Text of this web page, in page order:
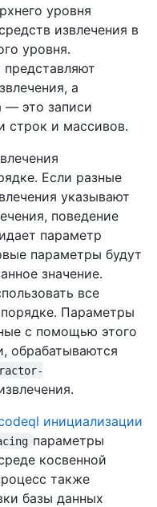
уровня
извлечения в
уровня.
а
— это записи
строк и массивов.
Если разные
указывают
поведение
параметр
параметры будут
значение.
все
Параметры
с помощью этого
обрабатываются
инициализации
параметры
косвенной
также
базы данных